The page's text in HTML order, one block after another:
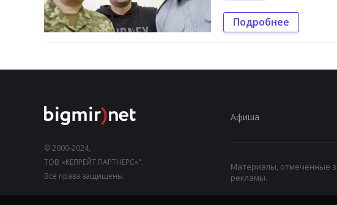
Подробнее
© 2000-2024,
ТОВ «КЕПРЕЙТ ПАРТНЕРС»".
Все права защищены.
Афиша
Материалы, отмеченные
рекламы.